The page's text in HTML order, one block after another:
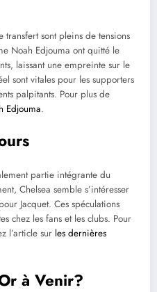
sont pleins de tensions
Noah Edjouma ont quitté le
laissant une empreinte sur le
sont vitales pour les supporters
palpitants. Pour plus de
Edjouma.
partie intégrante du
Chelsea semble s’intéresser
Jacquet. Ces spéculations
chez les fans et les clubs. Pour
l’article sur les dernières
à Venir?